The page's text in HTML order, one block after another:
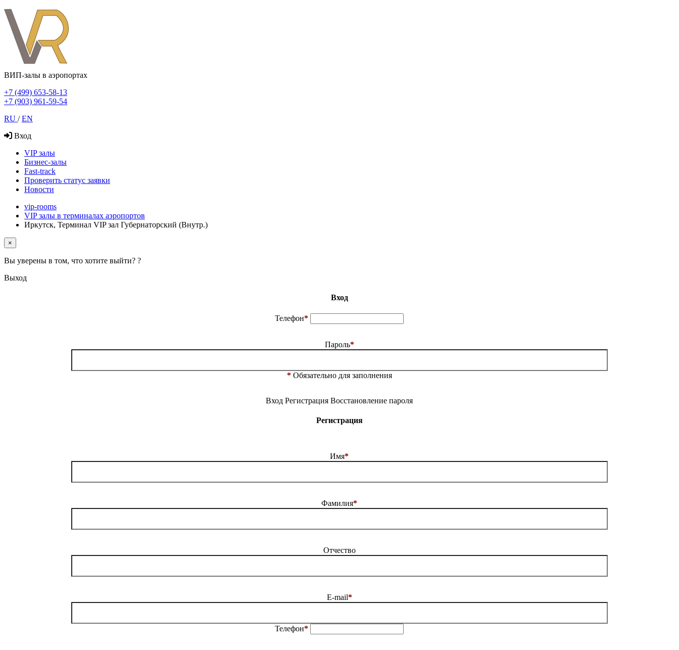
ВИП-залы в аэропортах
+7 (499) 653-58-13
+7 (903) 961-59-54
RU /EN
Вход
VIP залы
Бизнес-залы
Fast-track
Проверить статус заявки
Новости
vip-rooms
VIP залы в терминалах аэропортов
Иркутск, Терминал VIP зал Губернаторский (Внутр.)
×
Вы уверены в том, что хотите выйти? ?
Выход
Вход
Телефон*
Пароль*
*Обязательно для заполнения
Вход РегистрацияВосстановление пароля
Регистрация
Имя*
Фамилия*
Отчество
E-mail*
Телефон*